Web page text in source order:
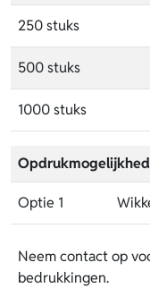
250 stuks
500 stuks
1000 stuks
Optie 1
Neem contact op
bedrukkingen.